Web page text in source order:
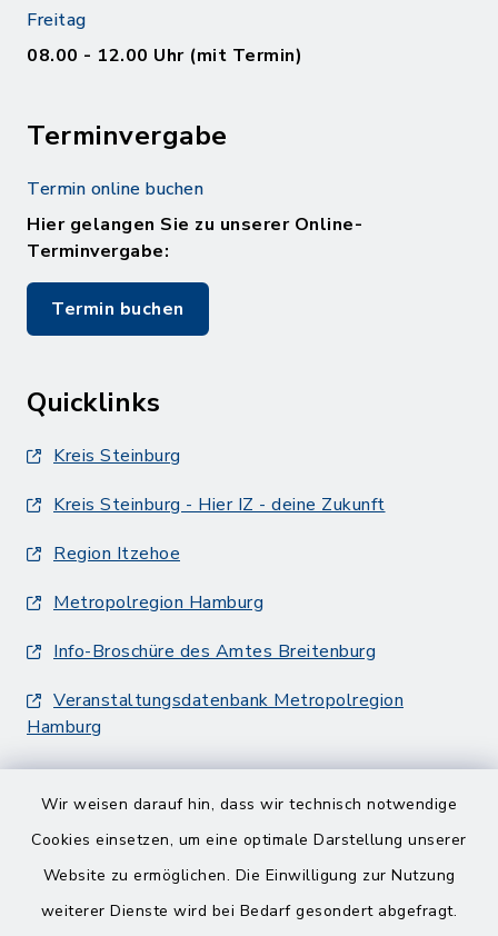
Wir weisen darauf hin, dass wir technisch notwendige
Cookies einsetzen, um eine optimale Darstellung unserer
Website zu ermöglichen. Die Einwilligung zur Nutzung
weiterer Dienste wird bei Bedarf gesondert abgefragt.
Freitag
08.00 - 12.00 Uhr (mit Termin)
Terminvergabe
Termin online buchen
Hier gelangen Sie zu unserer Online-
Terminvergabe:
Termin buchen
Quicklinks
Kreis Steinburg
Kreis Steinburg - Hier IZ - deine Zukunft
Region Itzehoe
Metropolregion Hamburg
Info-Broschüre des Amtes Breitenburg
Veranstaltungsdatenbank Metropolregion
Hamburg